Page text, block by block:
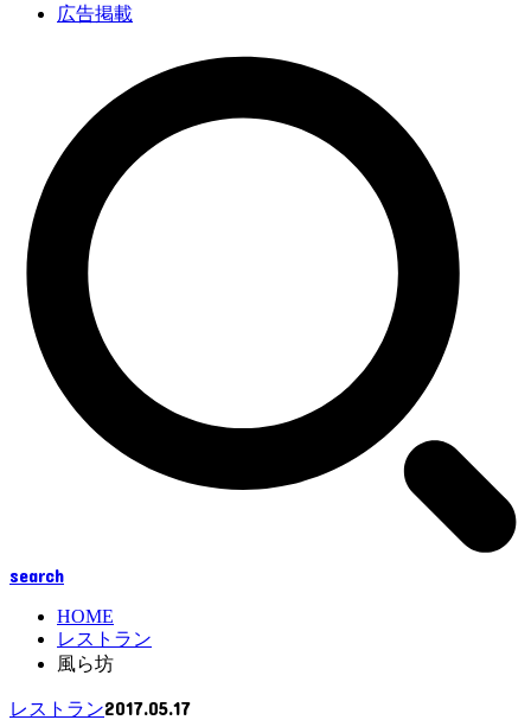
広告掲載
search
HOME
レストラン
風ら坊
レストラン2017.05.17